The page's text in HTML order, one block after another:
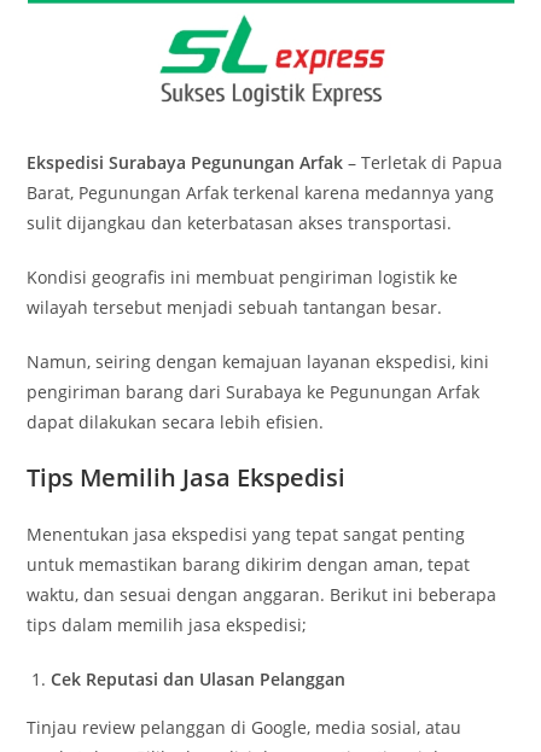
Ekspedisi Surabaya Pegunungan Arfak – Terletak di Papua
Barat, Pegunungan Arfak terkenal karena medannya yang
sulit dijangkau dan keterbatasan akses transportasi.
Kondisi geografis ini membuat pengiriman logistik ke
wilayah tersebut menjadi sebuah tantangan besar.
Namun, seiring dengan kemajuan layanan ekspedisi, kini
pengiriman barang dari Surabaya ke Pegunungan Arfak
dapat dilakukan secara lebih efisien.
Tips Memilih Jasa Ekspedisi
Menentukan jasa ekspedisi yang tepat sangat penting
untuk memastikan barang dikirim dengan aman, tepat
waktu, dan sesuai dengan anggaran. Berikut ini beberapa
tips dalam memilih jasa ekspedisi;
Cek Reputasi dan Ulasan Pelanggan
Tinjau review pelanggan di Google, media sosial, atau